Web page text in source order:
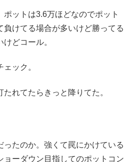
ットは3.6万ほどなのでポット
負けてる場合が多いけど勝ってる
どコール。
ック。
れてたらきっと降りてた。
ったのか。強くて罠にかけている
ョーダウン目指してのポットコン